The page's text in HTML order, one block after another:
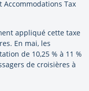
Accommodations Tax
appliqué cette taxe
En mai, les
de 10,25 % à 11 %
de croisières à